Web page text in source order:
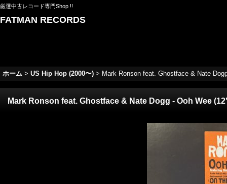
厳選中古レコード専門Shop !!
FATMAN RECORDS
ホーム > US Hip Hop (2000〜) > Mark Ronson feat. Ghostface & Nate
Mark Ronson feat. Ghostface & Nate Dogg - Ooh Wee